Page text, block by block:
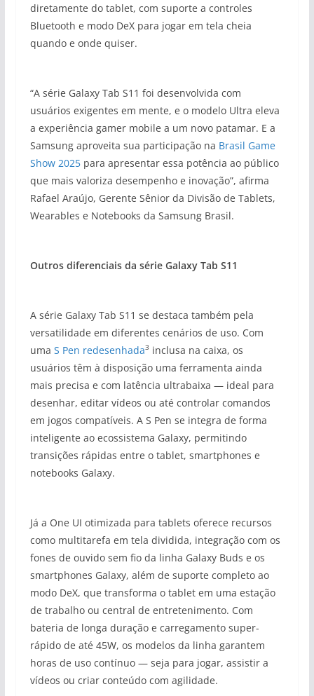
diretamente do tablet, com suporte a controles
Bluetooth e modo DeX para jogar em tela cheia
quando e onde quiser.
“A série Galaxy Tab S11 foi desenvolvida com
usuários exigentes em mente, e o modelo Ultra eleva
a experiência gamer mobile a um novo patamar. E a
Samsung aproveita sua participação na Brasil Game
Show 2025para apresentar essa potência ao público
que mais valoriza desempenho e inovação”, afirma
Rafael Araújo, Gerente Sênior da Divisão de Tablets,
Wearables e Notebooks da Samsung Brasil.
Outros diferenciais da série Galaxy Tab S11
A série Galaxy Tab S11 se destaca também pela
versatilidade em diferentes cenários de uso. Com
uma S Pen redesenhada3 inclusa na caixa, os
usuários têm à disposição uma ferramenta ainda
mais precisa e com latência ultrabaixa — ideal para
desenhar, editar vídeos ou até controlar comandos
em jogos compatíveis. A S Pen se integra de forma
inteligente ao ecossistema Galaxy, permitindo
transições rápidas entre o tablet, smartphones e
notebooks Galaxy.
Já a One UI otimizada para tablets oferece recursos
como multitarefa em tela dividida, integração com os
fones de ouvido sem fio da linha Galaxy Buds e os
smartphones Galaxy, além de suporte completo ao
modo DeX, que transforma o tablet em uma estação
de trabalho ou central de entretenimento. Com
bateria de longa duração e carregamento super-
rápido de até 45W, os modelos da linha garantem
horas de uso contínuo — seja para jogar, assistir a
vídeos ou criar conteúdo com agilidade.